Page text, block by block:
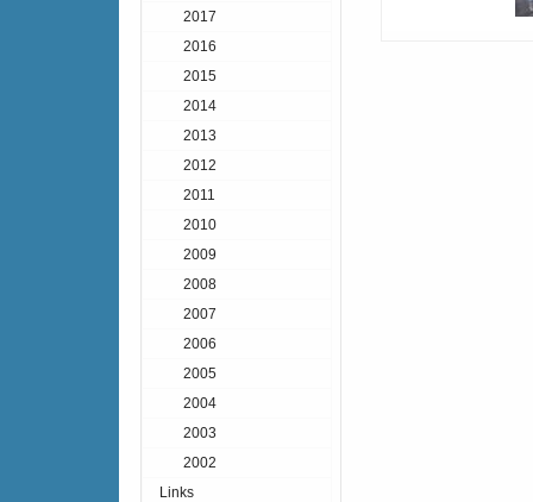
2017
2016
2015
2014
2013
2012
2011
2010
2009
2008
2007
2006
2005
2004
2003
2002
Links